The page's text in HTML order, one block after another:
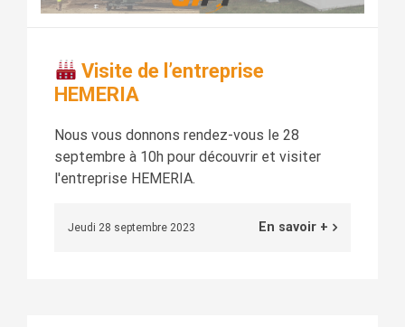
Visite de l’entreprise
HEMERIA
Nous vous donnons rendez-vous le 28
septembre à 10h pour découvrir et visiter
l'entreprise HEMERIA.
Jeudi 28 septembre 2023 En savoir +